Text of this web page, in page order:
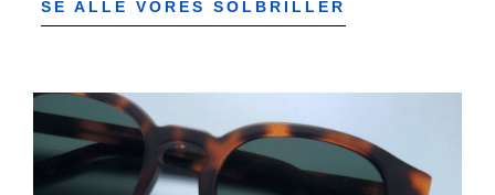
SE ALLE VORES SOLBRILLER